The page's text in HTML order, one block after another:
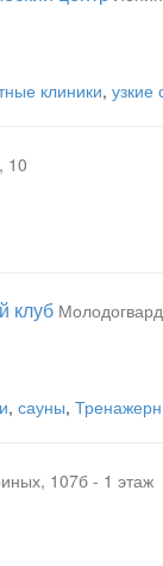
клиники, узкие
10
клуб
, сауны,
107б - 1 этаж